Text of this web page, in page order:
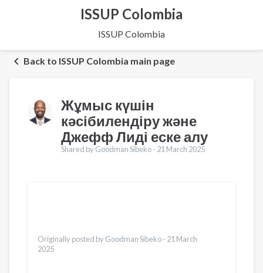
ISSUP Colombia
ISSUP Colombia
Back to ISSUP Colombia main page
Жұмыс күшін
кәсібилендіру және
Джефф Лиді еске алу
Shared by Goodman Sibeko - 21 March 2025
Originally posted by Goodman Sibeko - 21 March
2025